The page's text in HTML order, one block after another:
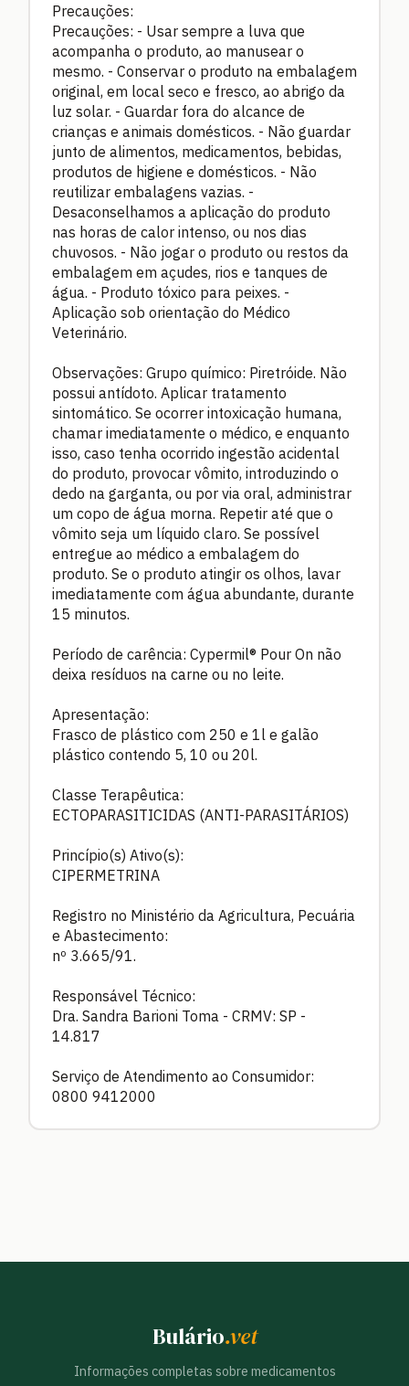
Precauções:
Precauções: - Usar sempre a luva que
acompanha o produto, ao manusear o
mesmo. - Conservar o produto na embalagem
original, em local seco e fresco, ao abrigo da
luz solar. - Guardar fora do alcance de
crianças e animais domésticos. - Não guardar
junto de alimentos, medicamentos, bebidas,
produtos de higiene e domésticos. - Não
reutilizar embalagens vazias. -
Desaconselhamos a aplicação do produto
nas horas de calor intenso, ou nos dias
chuvosos. - Não jogar o produto ou restos da
embalagem em açudes, rios e tanques de
água. - Produto tóxico para peixes. -
Aplicação sob orientação do Médico
Veterinário.
Observações: Grupo químico: Piretróide. Não
possui antídoto. Aplicar tratamento
sintomático. Se ocorrer intoxicação humana,
chamar imediatamente o médico, e enquanto
isso, caso tenha ocorrido ingestão acidental
do produto, provocar vômito, introduzindo o
dedo na garganta, ou por via oral, administrar
um copo de água morna. Repetir até que o
vômito seja um líquido claro. Se possível
entregue ao médico a embalagem do
produto. Se o produto atingir os olhos, lavar
imediatamente com água abundante, durante
15 minutos.
Período de carência: Cypermil® Pour On não
deixa resíduos na carne ou no leite.
Apresentação:
Frasco de plástico com 250 e 1l e galão
plástico contendo 5, 10 ou 20l.
Classe Terapêutica:
ECTOPARASITICIDAS (ANTI-PARASITÁRIOS)
Princípio(s) Ativo(s):
CIPERMETRINA
Registro no Ministério da Agricultura, Pecuária
e Abastecimento:
nº 3.665/91.
Responsável Técnico:
Dra. Sandra Barioni Toma - CRMV: SP -
14.817
Serviço de Atendimento ao Consumidor:
0800 9412000
Bulário.vet
Informações completas sobre medicamentos